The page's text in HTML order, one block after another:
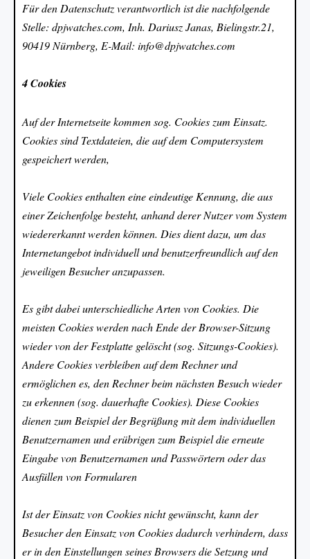
Für den Datenschutz verantwortlich ist die nachfolgende
Stelle: dpjwatches.com, Inh. Dariusz Janas, Bielingstr.21,
90419 Nürnberg, E-Mail: info@dpjwatches.com
4 Cookies
Auf der Internetseite kommen sog. Cookies zum Einsatz.
Cookies sind Textdateien, die auf dem Computersystem
gespeichert werden,
Viele Cookies enthalten eine eindeutige Kennung, die aus
einer Zeichenfolge besteht, anhand derer Nutzer vom System
wiedererkannt werden können. Dies dient dazu, um das
Internetangebot individuell und benutzerfreundlich auf den
jeweiligen Besucher anzupassen.
Es gibt dabei unterschiedliche Arten von Cookies. Die
meisten Cookies werden nach Ende der Browser-Sitzung
wieder von der Festplatte gelöscht (sog. Sitzungs-Cookies).
Andere Cookies verbleiben auf dem Rechner und
ermöglichen es, den Rechner beim nächsten Besuch wieder
zu erkennen (sog. dauerhafte Cookies). Diese Cookies
dienen zum Beispiel der Begrüßung mit dem individuellen
Benutzernamen und erübrigen zum Beispiel die erneute
Eingabe von Benutzernamen und Passwörtern oder das
Ausfüllen von Formularen
Ist der Einsatz von Cookies nicht gewünscht, kann der
Besucher den Einsatz von Cookies dadurch verhindern, dass
er in den Einstellungen seines Browsers die Setzung und